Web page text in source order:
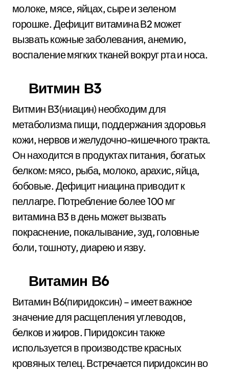
молоке, мясе, яйцах, сыре и зеленом
горошке. Дефицит витамина В2 может
вызвать кожные заболевания, анемию,
воспаление мягких тканей вокруг рта и носа.
Витмин В3
Витмин В3(ниацин) необходим для
метаболизма пищи, поддержания здоровья
кожи, нервов и желудочно-кишечного тракта.
Он находится в продуктах питания, богатых
белком: мясо, рыба, молоко, арахис, яйца,
бобовые. Дефицит ниацина приводит к
пеллагре. Потребление более 100 мг
витамина В3 в день может вызвать
покраснение, покалывание, зуд, головные
боли, тошноту, диарею и язву.
Витамин В6
Витамин В6(пиридоксин) – имеет важное
значение для расщепления углеводов,
белков и жиров. Пиридоксин также
используется в производстве красных
кровяных телец. Встречается пиридоксин во